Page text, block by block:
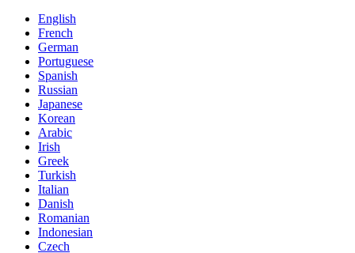
English
French
German
Portuguese
Spanish
Russian
Japanese
Korean
Arabic
Irish
Greek
Turkish
Italian
Danish
Romanian
Indonesian
Czech